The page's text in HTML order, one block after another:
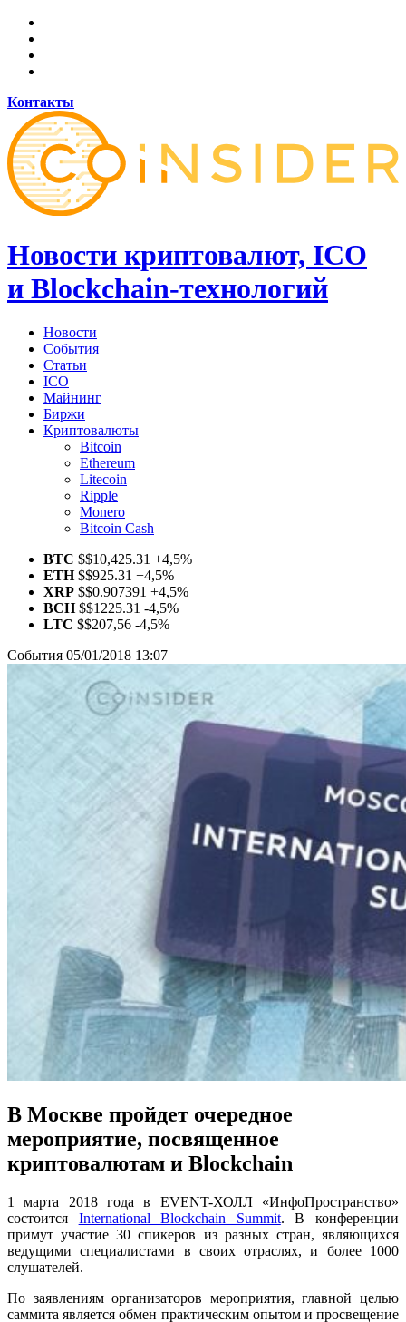
Контакты
Новости криптовалют, ICO
и Blockchain-технологий
Новости
События
Статьи
ICO
Майнинг
Биржи
Криптовалюты
Bitcoin
Ethereum
Litecoin
Ripple
Monero
Bitcoin Cash
BTC $$10,425.31 +4,5%
ETH$$925.31 +4,5%
XRP $$0.907391 +4,5%
BCH$$1225.31 -4,5%
LTC $$207,56 -4,5%
События 05/01/2018 13:07
В Москве пройдет очередное
мероприятие, посвященное
криптовалютам и Blockchain
1 марта 2018 года в EVENT-ХОЛЛ «ИнфоПространство»
состоится International Blockchain Summit. В конференции
примут участие 30 спикеров из разных стран, являющихся
ведущими специалистами в своих отраслях, и более 1000
слушателей.
По заявлениям организаторов мероприятия, главной целью
саммита является обмен практическим опытом и просвещение